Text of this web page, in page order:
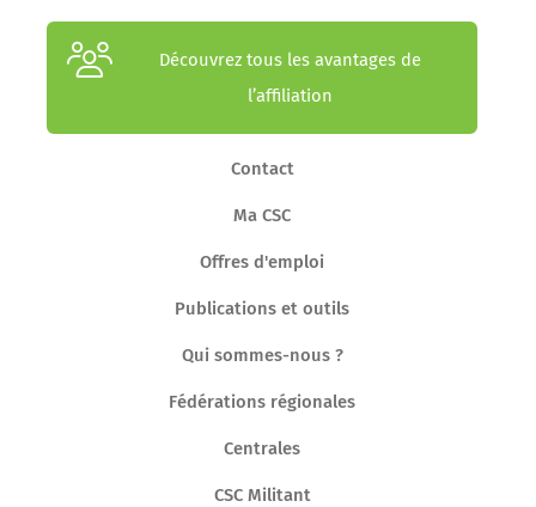
Découvrez tous les avantages de
l’affiliation
Contact
Ma CSC
Offres d'emploi
Publications et outils
Qui sommes-nous ?
Fédérations régionales
Centrales
CSC Militant